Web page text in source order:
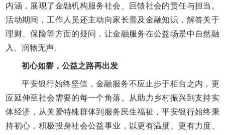
内涵，展现了金融机构服务社会、回馈社会的责任与担当。
活动期间，工作人员还主动向家长普及金融知识，解答关于
理财、保险等方面的疑问，让金融服务在公益场景中自然融
入、润物无声。
初心如磐，公益之路再出发
平安银行始终坚信，金融服务不应止步于柜台之内，更
应延伸至社会需要的每一个角落。从助力乡村振兴到支持实
体经济，从关爱特殊群体到服务民生福祉，平安银行始终秉
持初心，积极投身社会公益事业，以更有温度、更有力度、